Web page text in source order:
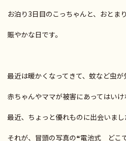
お泊り3日目のこっちゃんと、おとま
賑やかな日です。
最近は暖かくなってきて、蚊など虫が
赤ちゃんやママが被害にあってはいけ
最近、ちょっと優れものに出会いまし
それが、冒頭の写真の❝電池式 どこ